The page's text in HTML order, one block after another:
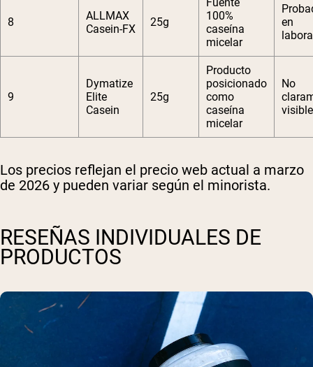
8
ALLMAX
Casein-FX
25g
100%
caseína
micelar
en
9
Dymatize
Elite
Casein
25g
Producto
posicionado
como
caseína
micelar
No
visible
Los precios reflejan el precio web actual a marzo
de 2026 y pueden variar según el minorista.
RESEÑAS INDIVIDUALES DE
PRODUCTOS